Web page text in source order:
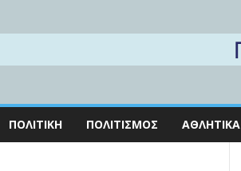
ΠΟΛΙΤΙΚΉ ΠΟΛΙΤΙΣΜΌΣ ΑΘΛΗΤΙΚΆ